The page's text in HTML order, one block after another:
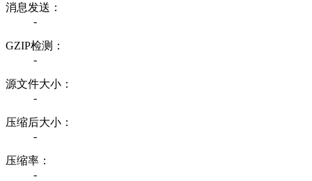
消息发送：
-
GZIP检测：
-
源文件大小：
-
压缩后大小：
-
压缩率：
-